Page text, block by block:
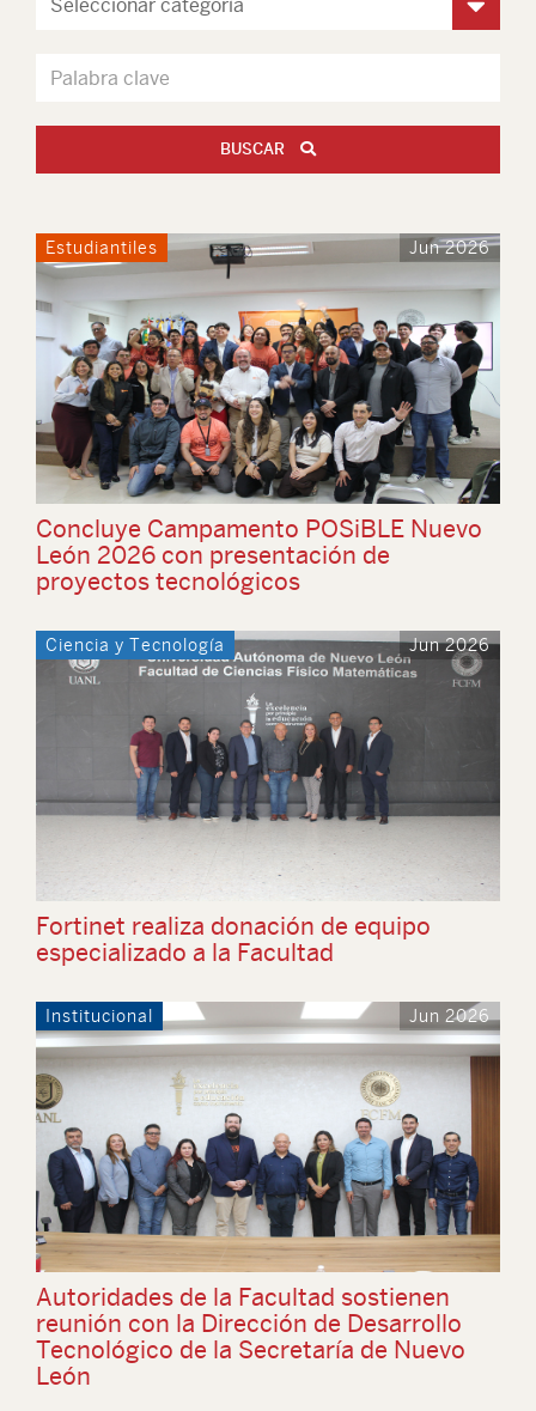
BUSCAR
Estudiantiles Jun 2026
Concluye Campamento POSiBLE Nuevo
León 2026 con presentación de
proyectos tecnológicos
Ciencia y Tecnología Jun 2026
Fortinet realiza donación de equipo
especializado a la Facultad
Institucional Jun 2026
Autoridades de la Facultad sostienen
reunión con la Dirección de Desarrollo
Tecnológico de la Secretaría de Nuevo
León